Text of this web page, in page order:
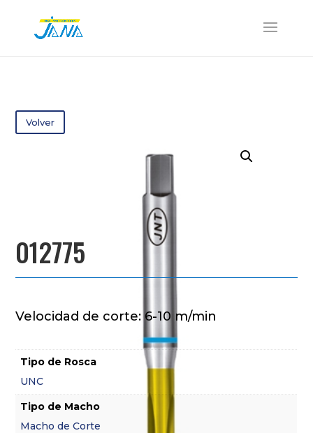
Volver
012775
Velocidad de corte: 6-10 m/min
Tipo de Rosca
UNC
Tipo de Macho
Macho de Corte